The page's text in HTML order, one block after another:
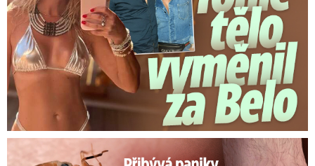
Panika na dovolené: Vnuka Soni v hotelu poštípaly štěnice!